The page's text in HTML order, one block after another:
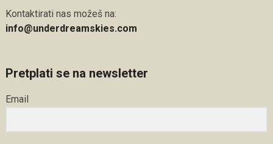
Kontaktirati nas možeš na:
info@underdreamskies.com
Pretplati se na newsletter
Email